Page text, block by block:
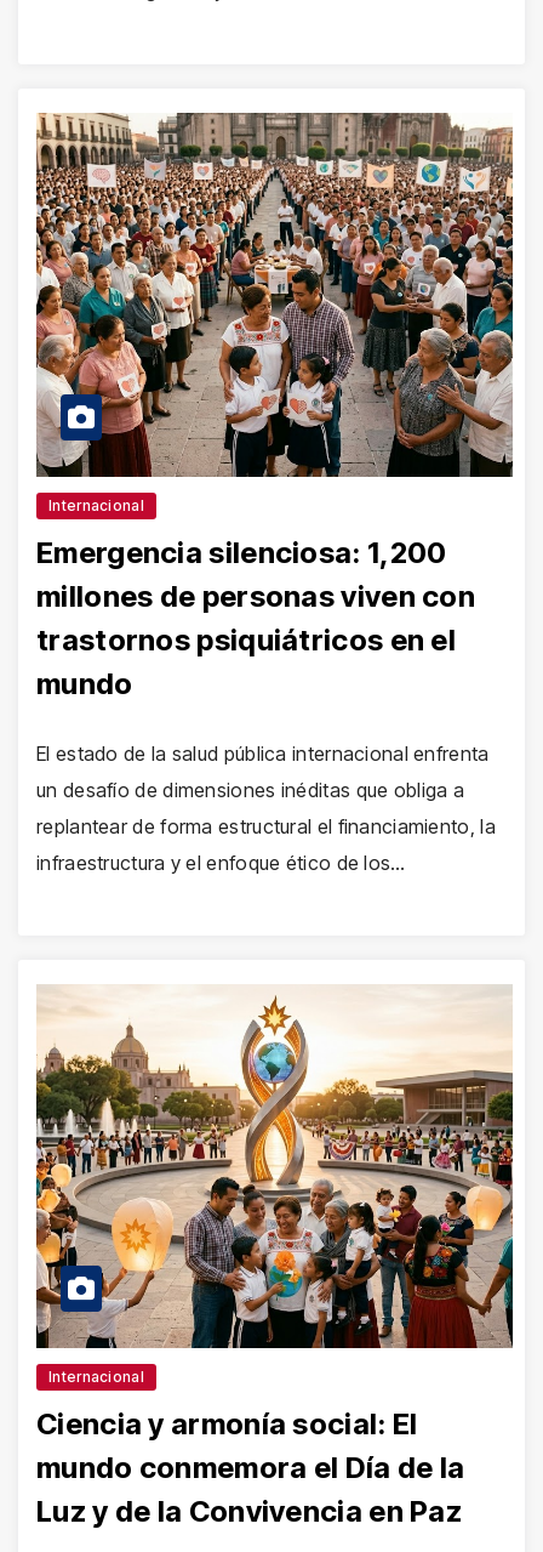
Internacional
Emergencia silenciosa: 1,200
millones de personas viven con
trastornos psiquiátricos en el
mundo
El estado de la salud pública internacional enfrenta
un desafío de dimensiones inéditas que obliga a
replantear de forma estructural el financiamiento, la
infraestructura y el enfoque ético de los…
Internacional
Ciencia y armonía social: El
mundo conmemora el Día de la
Luz y de la Convivencia en Paz